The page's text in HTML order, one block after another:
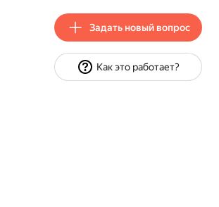
Задать новый вопрос
Как это работает?